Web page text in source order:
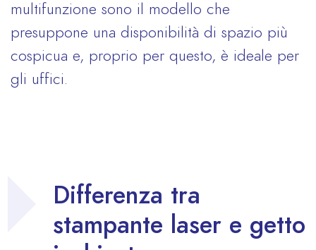
multifunzione sono il modello che
presuppone una disponibilità di spazio più
cospicua e, proprio per questo, è ideale per
gli uffici.
Differenza tra
stampante laser e getto